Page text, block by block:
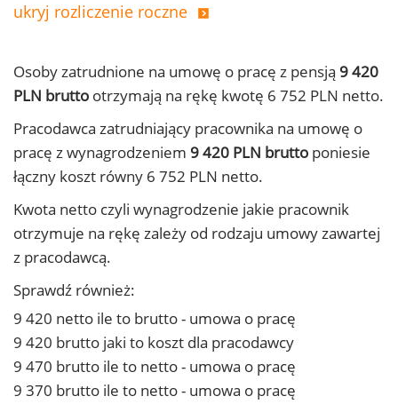
ukryj rozliczenie roczne
Osoby zatrudnione na umowę o pracę z pensją 9 420
PLN brutto otrzymają na rękę kwotę 6 752 PLN netto.
Pracodawca zatrudniający pracownika na umowę o
pracę z wynagrodzeniem 9 420 PLN brutto poniesie
łączny koszt równy 6 752 PLN netto.
Kwota netto czyli wynagrodzenie jakie pracownik
otrzymuje na rękę zależy od rodzaju umowy zawartej
z pracodawcą.
Sprawdź również:
9 420 netto ile to brutto - umowa o pracę
9 420 brutto jaki to koszt dla pracodawcy
9 470 brutto ile to netto - umowa o pracę
9 370 brutto ile to netto - umowa o pracę